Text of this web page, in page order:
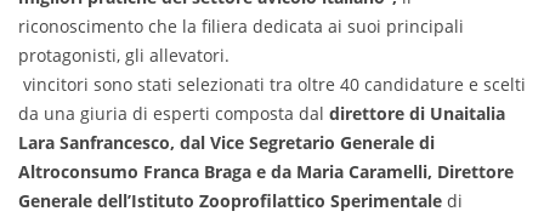
riconoscimento che la filiera dedicata ai suoi principali
protagonisti, gli allevatori.
vincitori sono stati selezionati tra oltre 40 candidature e scelti
da una giuria di esperti composta dal direttore di Unaitalia
Lara Sanfrancesco, dal Vice Segretario Generale di
Altroconsumo Franca Braga e da Maria Caramelli, Direttore
Generale dell’Istituto Zooprofilattico Sperimentale di